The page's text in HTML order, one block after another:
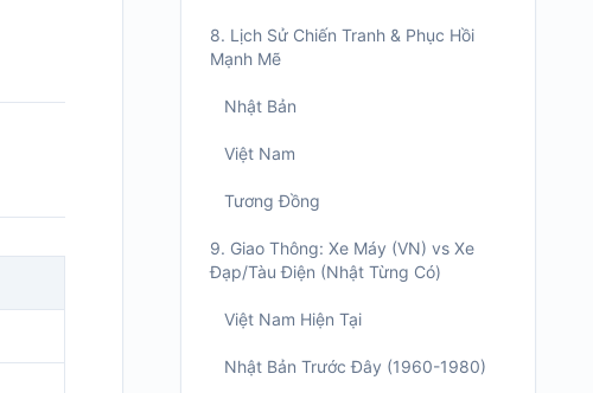
8. Lịch Sử Chiến Tranh & Phục Hồi
Mạnh Mẽ
Nhật Bản
Việt Nam
Tương Đồng
9. Giao Thông: Xe Máy (VN) vs Xe
Đạp/Tàu Điện (Nhật Từng Có)
Việt Nam Hiện Tại
Nhật Bản Trước Đây (1960-1980)